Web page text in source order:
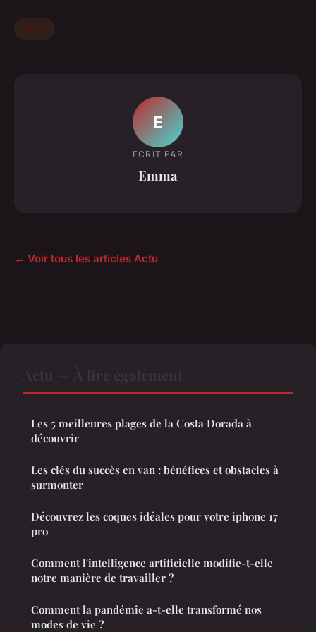
Actu
E
ECRIT PAR
Emma
← Voir tous les articles Actu
Les 5 meilleures plages de la Costa Dorada à
découvrir
Les clés du succès en van : bénéfices et obstacles à
surmonter
Découvrez les coques idéales pour votre iphone 17
pro
Comment l'intelligence artificielle modifie-t-elle
notre manière de travailler ?
Comment la pandémie a-t-elle transformé nos
modes de vie ?